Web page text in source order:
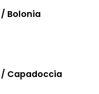
Bolonia
Capadoccia